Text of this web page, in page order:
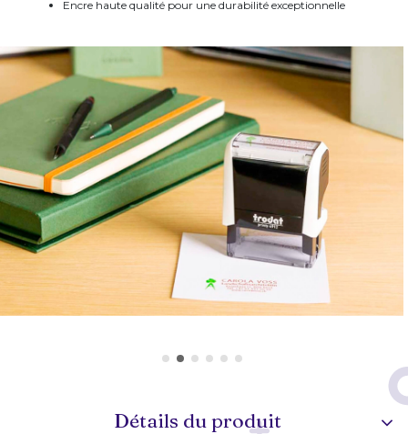
Encre haute qualité pour une durabilité exceptionnelle
Détails du produit